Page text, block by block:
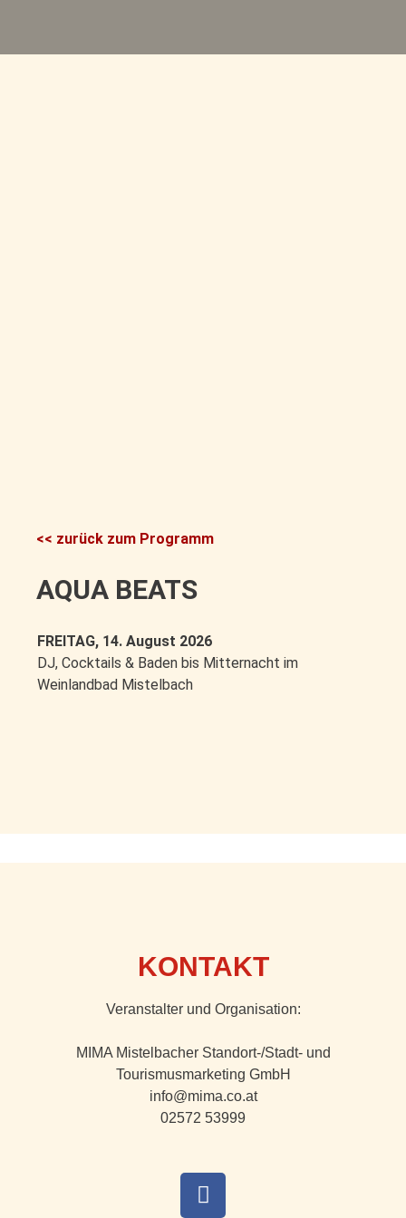
<< zurück zum Programm
AQUA BEATS
FREITAG, 14. August 2026
DJ, Cocktails & Baden bis Mitternacht im
Weinlandbad Mistelbach
KONTAKT
Veranstalter und Organisation:
MIMA Mistelbacher Standort-/Stadt- und
Tourismusmarketing GmbH
info@mima.co.at
02572 53999